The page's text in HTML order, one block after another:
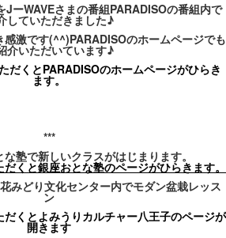
JーWAVEさまの番組PARADISOの番組内で
していただきました♪
感激です(^^)PARADISOのホームページでも
介いただいています♪
だくとPARADISOのホームページがひらき
ます。
***
塾で新しいクラスがはじまります。
くと銀座おとな塾のページがひらきます。
みどり文化センター内でモダン盆栽レッス
ン
くとよみうりカルチャー八王子のページが
開きます